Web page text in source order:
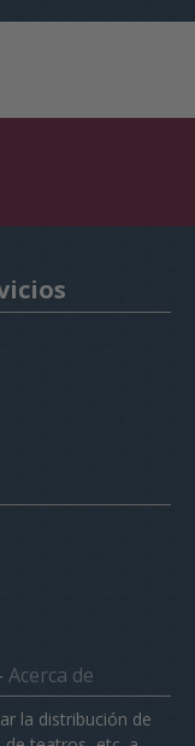
Acerca de
la distribución de